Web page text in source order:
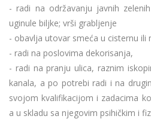
- radi na održavanju javnih
uginule biljke; vrši grabljenje
- obavlja utovar smeća u cisternu ili
- radi na poslovima dekorisanja,
- radi na pranju ulica, raznim
kanala, a po potrebi radi i na
svojom kvalifikacijom i zadacima
a u skladu sa njegovim psihičkim i